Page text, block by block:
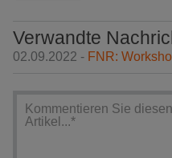
Verwandte
02.09.2022 - FNR: